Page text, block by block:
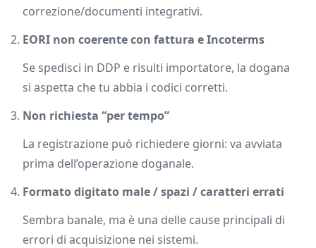
correzione/documenti integrativi.
EORI non coerente con fattura e Incoterms
Se spedisci in DDP e risulti importatore, la dogana
si aspetta che tu abbia i codici corretti.
Non richiesta “per tempo”
La registrazione può richiedere giorni: va avviata
prima dell’operazione doganale.
Formato digitato male / spazi / caratteri errati
Sembra banale, ma è una delle cause principali di
errori di acquisizione nei sistemi.